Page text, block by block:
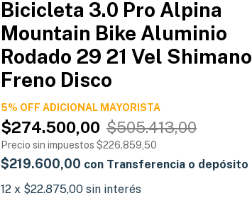
Bicicleta 3.0 Pro Alpina
Mountain Bike Aluminio
Rodado 29 21 Vel Shimano
Freno Disco
5% OFF ADICIONAL
$274.500,00 $505.413,00
Precio sin impuestos $226.859,50
$219.600,00 con Transferencia o depósito
12 x $22.875,00 sin interés